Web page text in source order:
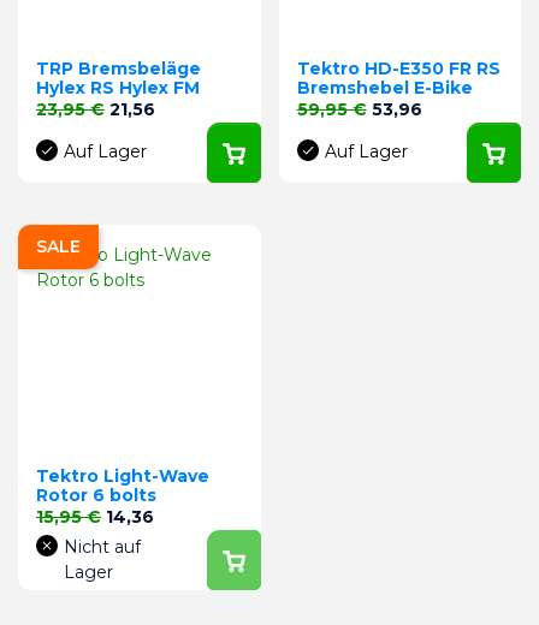
TRP Bremsbeläge
Hylex RS Hylex FM
Verkaufspreis
23,95 € Preis
21,56
Auf Lager
Tektro HD-E350 FR RS
Bremshebel E-Bike
Verkaufspreis
59,95 € Preis
53,96
Auf Lager
Tektro Light-Wave
Rotor 6 bolts
Verkaufspreis
15,95 € Preis
14,36
Nicht auf
Lager
SALE